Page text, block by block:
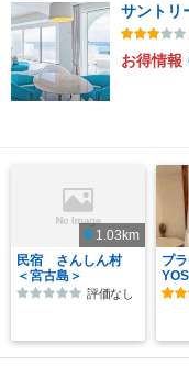
サントリ
お得情報
1.03km
民宿 さんしん村
＜宮古島＞
評価なし
プ